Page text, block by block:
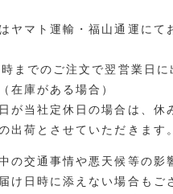
ヤマト運輸・福山通運にて
までのご注文で翌営業日に
在庫がある場合）
が当社定休日の場合は、休
出荷とさせていただきます。
の交通事情や悪天候等の影
け日時に添えない場合もご